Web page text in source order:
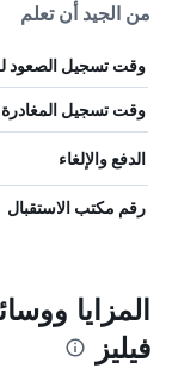
من الجيد أن تعلم
وقت تسجيل الصعود
وقت تسجيل المغادرة
الدفع والإلغاء
رقم مكتب الاستقبال
المزايا
فيليز